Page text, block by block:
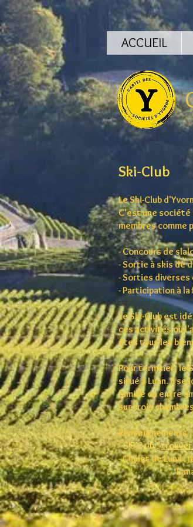
Ski-Club
Le Ski-Club
C'est une société
membres comme
- Concours de
- Sortie à skis de
- Sorties
- Participation à
Le Ski-Club est
ces activités où
êtes tous les
Pour terminer, le
situé à Luan. Il se
famille ou entre
sur trois
Renseignements :
- Ski-Club :
- Chalet de Luan :
E-
ACCUEIL